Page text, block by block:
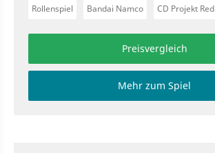
Rollenspiel Bandai Namco CD Projekt Red
Preisvergleich
Mehr zum Spiel